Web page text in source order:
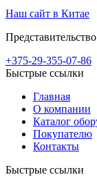
Наш сайт в Китае
+375-29-355-07-86
Быстрые ссылки
Главная
О компании
Каталог
Покупателю
Контакты
Быстрые ссылки